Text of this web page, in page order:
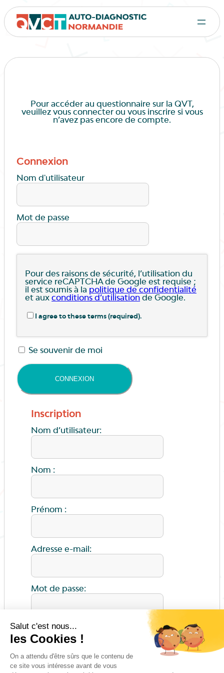
Pour accéder au questionnaire sur la QVT,
veuillez vous connecter ou vous inscrire si vous
n’avez pas encore de compte.
Connexion
Nom d'utilisateur
Mot de passe
Pour des raisons de sécurité, l’utilisation du
service reCAPTCHA de Google est requise ;
il est soumis à la politique de confidentialité
et aux conditions d’utilisation de Google.
I agree to these terms (required).
Se souvenir de moi
Inscription
Nom d’utilisateur:
Nom :
Prénom :
Adresse e-mail:
Mot de passe: